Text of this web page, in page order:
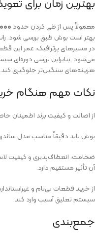
معمولاً پس از طی کردن حدود ۵۰٬۰۰۰ تا
بهتر است بوش طبق بررسی شود.
در مسیرهای پرترافیک، عمر این
می‌شود. بنابراین بررسی دوره‌ای
هزینه‌های سنگین‌تر جلوگیری کند.
نکات مهم هنگام
از اصالت و کیفیت برند اطمینان
بوش باید دقیقاً مناسب مدل
ضخامت، انعطاف‌پذیری و کیفیت
آن تأثیر مستقیم دارد.
از خرید قطعات بی‌نام و
سیستم تعلیق آسیب وارد کند.
جمع‌بندی